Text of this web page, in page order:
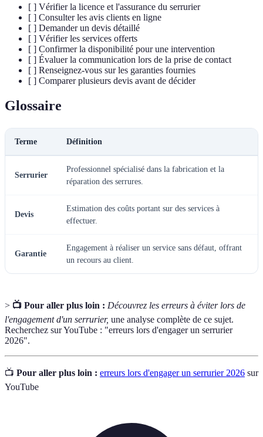
[ ] Vérifier la licence et l'assurance du serrurier
[ ] Consulter les avis clients en ligne
[ ] Demander un devis détaillé
[ ] Vérifier les services offerts
[ ] Confirmer la disponibilité pour une intervention
[ ] Évaluer la communication lors de la prise de contact
[ ] Renseignez-vous sur les garanties fournies
[ ] Comparer plusieurs devis avant de décider
Glossaire
Terme Définition
Serrurier
Professionnel spécialisé dans la fabrication et la
réparation des serrures.
Devis
Estimation des coûts portant sur des services à
effectuer.
Garantie
Engagement à réaliser un service sans défaut, offrant
un recours au client.
> 📺 Pour aller plus loin : Découvrez les erreurs à éviter lors de
l'engagement d'un serrurier, une analyse complète de ce sujet.
Recherchez sur YouTube : "erreurs lors d'engager un serrurier
2026".
📺 Pour aller plus loin : erreurs lors d'engager un serrurier 2026 sur
YouTube